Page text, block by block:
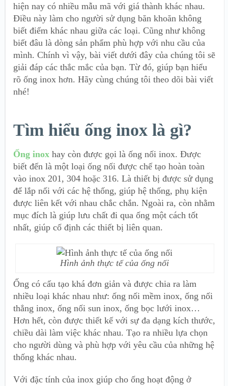
hiện nay có nhiều mẫu mã với giá thành khác nhau.
Điều này làm cho người sử dụng băn khoăn không
biết điểm khác nhau giữa các loại. Cũng như không
biết đâu là dòng sản phẩm phù hợp với nhu cầu của
mình. Chính vì vậy, bài viết dưới đây của chúng tôi sẽ
giải đáp các thắc mắc của bạn. Từ đó, giúp bạn hiểu
rõ ống inox hơn. Hãy cùng chúng tôi theo dõi bài viết
nhé!
Tìm hiểu ống inox là gì?
Ống inox hay còn được gọi là ống nối inox. Được
biết đến là một loại ống nối được chế tạo hoàn toàn
vào inox 201, 304 hoặc 316. Là thiết bị được sử dụng
để lắp nối với các hệ thống, giúp hệ thống, phụ kiện
được liên kết với nhau chắc chắn. Ngoài ra, còn nhằm
mục đích là giúp lưu chất đi qua ống một cách tốt
nhất, giúp cố định các thiết bị liên quan.
Hình ảnh thực tế của ống nối
Ống có cấu tạo khá đơn giản và được chia ra làm
nhiều loại khác nhau như: ống nối mềm inox, ống nối
thẳng inox, ống nối sun inox, ống bọc lưới inox…
Hơn hết, còn được thiết kế với sự đa dạng kích thước,
chiều dài làm việc khác nhau. Tạo ra nhiều lựa chọn
cho người dùng và phù hợp với yêu cầu của những hệ
thống khác nhau.
Với đặc tính của inox giúp cho ống hoạt động ở